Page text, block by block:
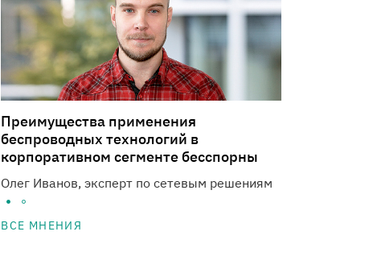
Преимущества применения
беспроводных технологий в
корпоративном сегменте бесспорны
Олег Иванов, эксперт по сетевым решениям
ВСЕ МНЕНИЯ